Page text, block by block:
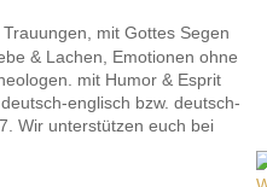
mit Gottes Segen
& Lachen, Emotionen ohne
mit Humor & Esprit
englisch bzw. deutsch-
Wir unterstützen euch bei